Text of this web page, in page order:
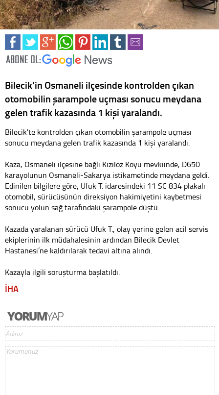
Bilecik’in Osmaneli ilçesinde kontrolden çıkan
otomobilin şarampole uçması sonucu meydana
gelen trafik kazasında 1 kişi yaralandı.
Bilecik’te kontrolden çıkan otomobilin şarampole uçması
sonucu meydana gelen trafik kazasında 1 kişi yaralandı.
Kaza, Osmaneli ilçesine bağlı Kızılöz Köyü mevkiinde, D650
karayolunun Osmaneli-Sakarya istikametinde meydana geldi.
Edinilen bilgilere göre, Ufuk T. idaresindeki 11 SC 834 plakalı
otomobil, sürücüsünün direksiyon hakimiyetini kaybetmesi
sonucu yolun sağ tarafındaki şarampole düştü.
Kazada yaralanan sürücü Ufuk T., olay yerine gelen acil servis
ekiplerinin ilk müdahalesinin ardından Bilecik Devlet
Hastanesi’ne kaldırılarak tedavi altına alındı.
Kazayla ilgili soruşturma başlatıldı.
İHA